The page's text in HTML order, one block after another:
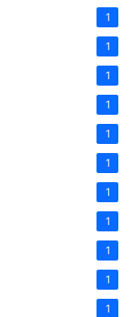
1
1
1
1
1
1
1
1
1
1
1